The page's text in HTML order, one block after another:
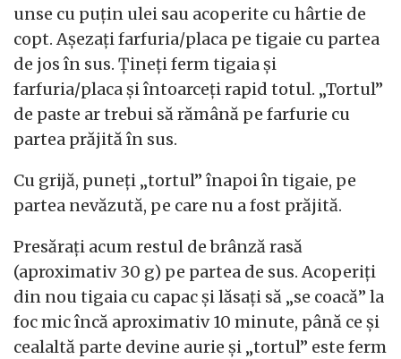
unse cu puțin ulei sau acoperite cu hârtie de
copt. Așezați farfuria/placa pe tigaie cu partea
de jos în sus. Țineți ferm tigaia și
farfuria/placa și întoarceți rapid totul. „Tortul”
de paste ar trebui să rămână pe farfurie cu
partea prăjită în sus.
Cu grijă, puneți „tortul” înapoi în tigaie, pe
partea nevăzută, pe care nu a fost prăjită.
Presărați acum restul de brânză rasă
(aproximativ 30 g) pe partea de sus. Acoperiți
din nou tigaia cu capac și lăsați să „se coacă” la
foc mic încă aproximativ 10 minute, până ce și
cealaltă parte devine aurie și „tortul” este ferm